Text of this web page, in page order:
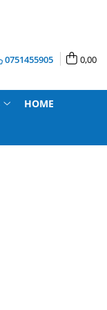
0751455905 0,00
HOME